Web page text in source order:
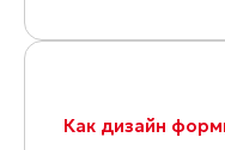
Как дизайн